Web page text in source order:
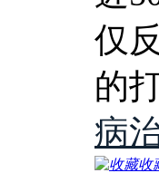
仅
的
病
收